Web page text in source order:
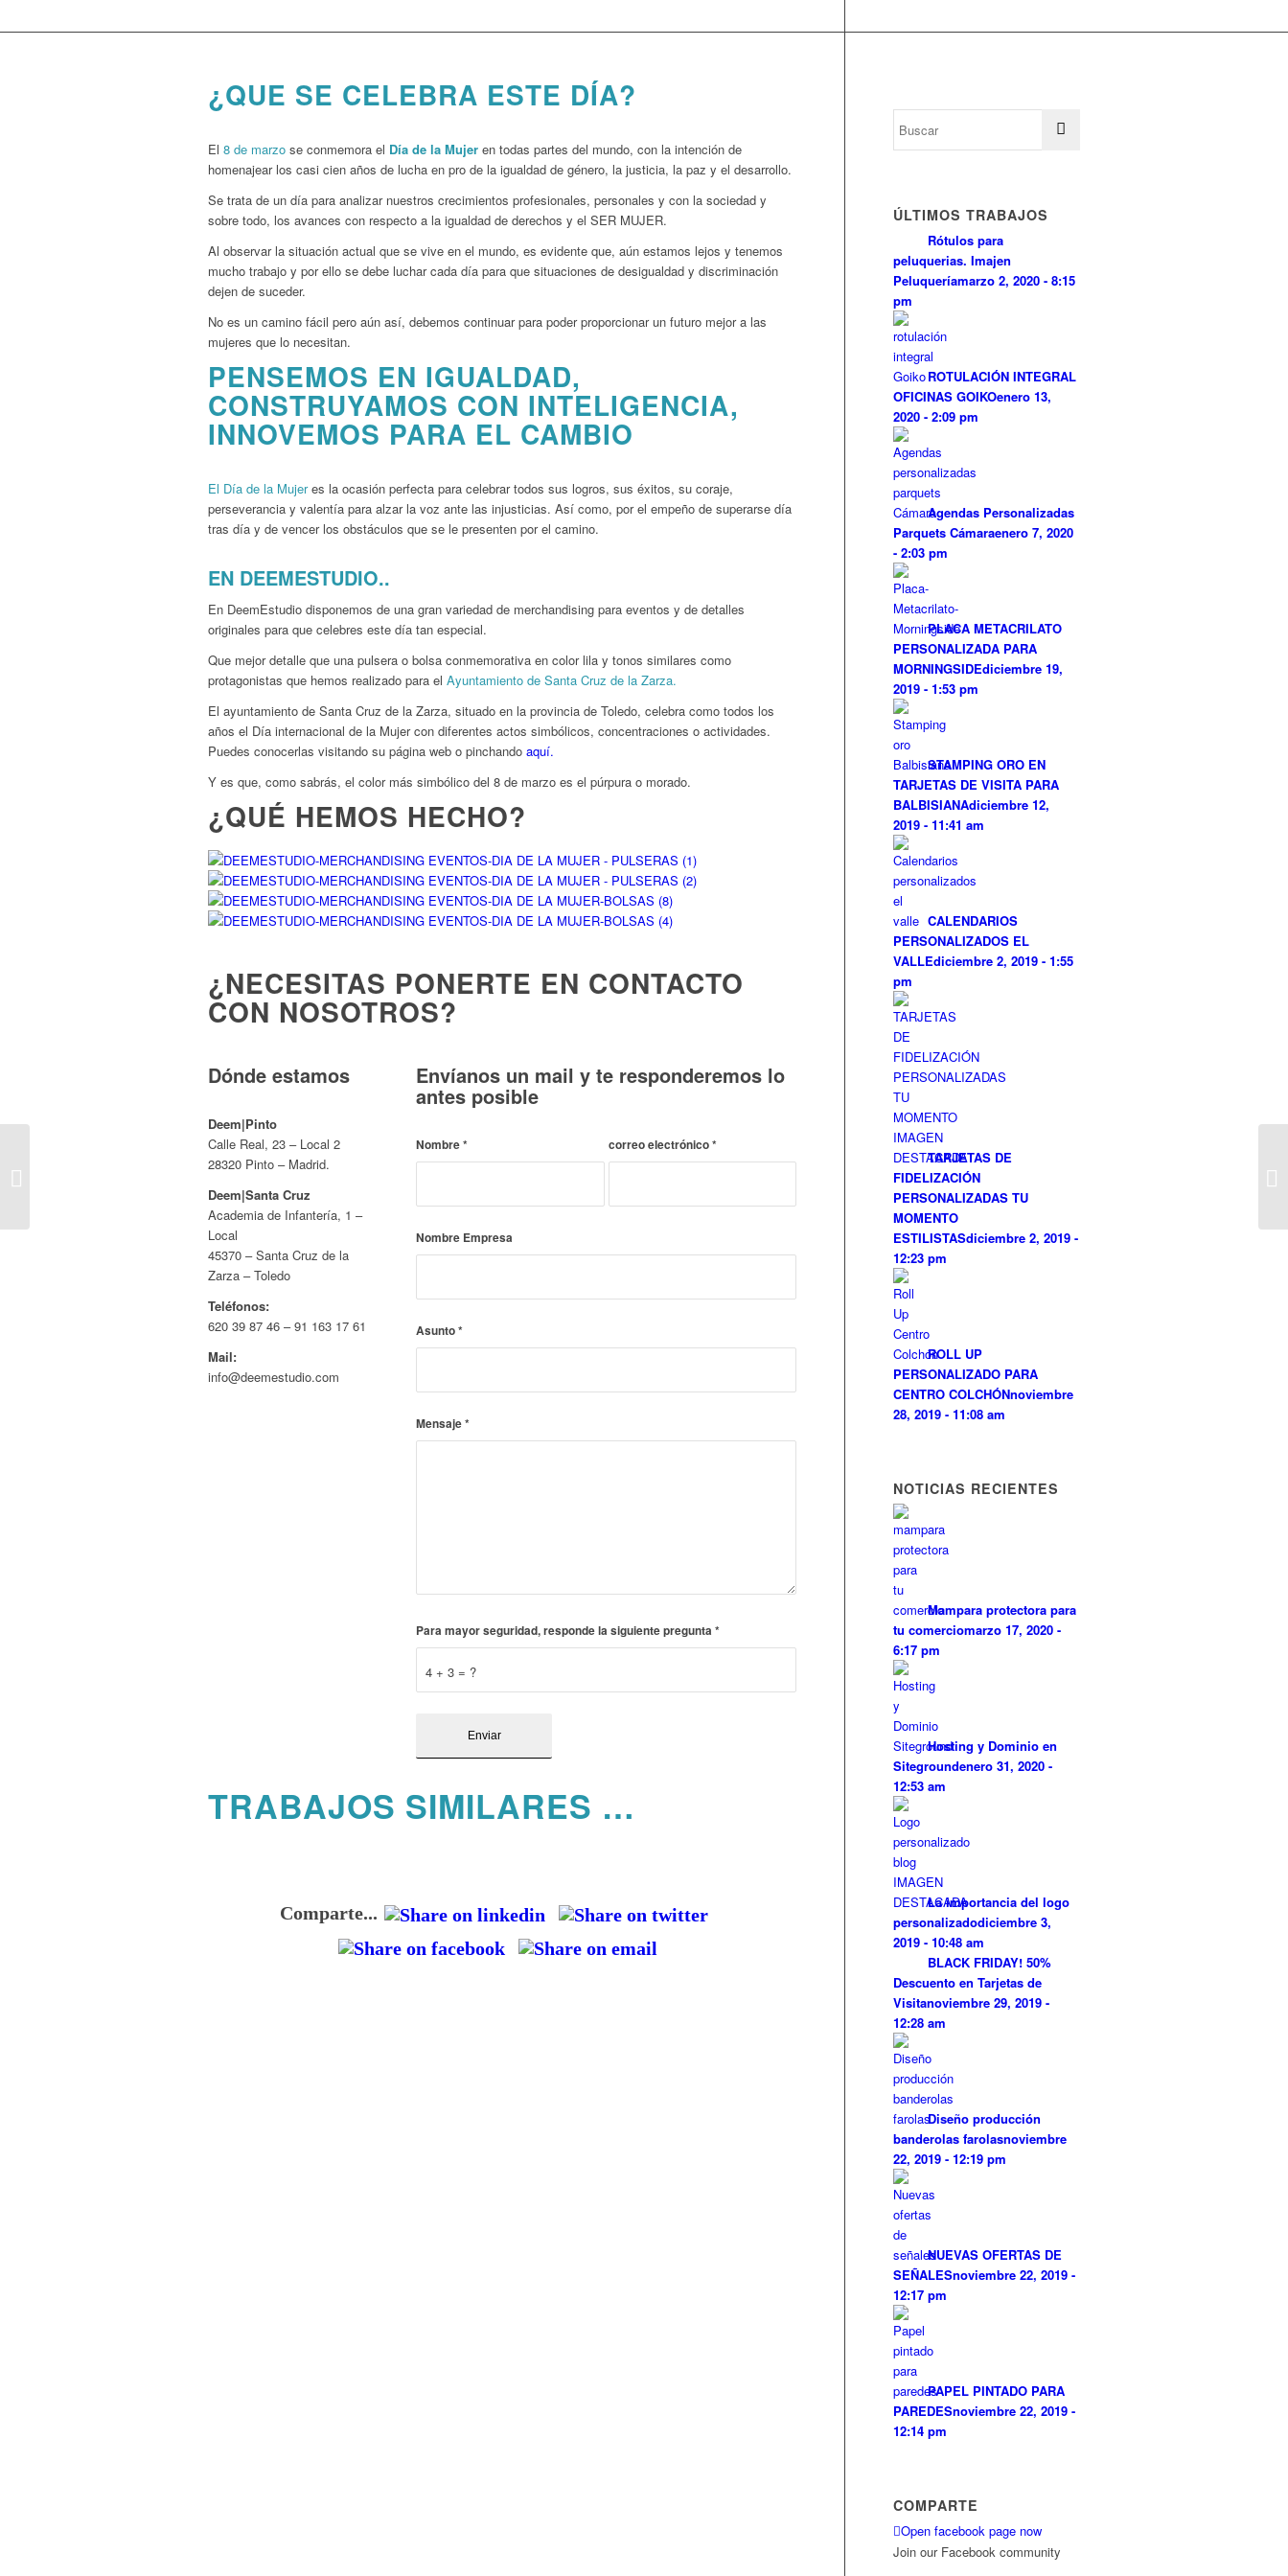
¿QUE SE CELEBRA ESTE DÍA?
El 8 de marzo se conmemora el Día de la Mujer en todas partes del mundo, con la intención de
homenajear los casi cien años de lucha en pro de la igualdad de género, la justicia, la paz y el desarrollo.
Se trata de un día para analizar nuestros crecimientos profesionales, personales y con la sociedad y
sobre todo, los avances con respecto a la igualdad de derechos y el SER MUJER.
Al observar la situación actual que se vive en el mundo, es evidente que, aún estamos lejos y tenemos
mucho trabajo y por ello se debe luchar cada día para que situaciones de desigualdad y discriminación
dejen de suceder.
No es un camino fácil pero aún así, debemos continuar para poder proporcionar un futuro mejor a las
mujeres que lo necesitan.
PENSEMOS EN IGUALDAD,
CONSTRUYAMOS CON INTELIGENCIA,
INNOVEMOS PARA EL CAMBIO
El Día de la Mujeres la ocasión perfecta para celebrar todos sus logros, sus éxitos, su coraje,
perseverancia y valentía para alzar la voz ante las injusticias. Así como, por el empeño de superarse día
tras día y de vencer los obstáculos que se le presenten por el camino.
EN DEEMESTUDIO..
En DeemEstudio disponemos de una gran variedad de merchandising para eventos y de detalles
originales para que celebres este día tan especial.
Que mejor detalle que una pulsera o bolsa conmemorativa en color lila y tonos similares como
protagonistas que hemos realizado para el Ayuntamiento de Santa Cruz de la Zarza.
El ayuntamiento de Santa Cruz de la Zarza, situado en la provincia de Toledo, celebra como todos los
años el Día internacional de la Mujer con diferentes actos simbólicos, concentraciones o actividades.
Puedes conocerlas visitando su página web o pinchando aquí.
Y es que, como sabrás, el color más simbólico del 8 de marzo es el púrpura o morado.
¿QUÉ HEMOS HECHO?
¿NECESITAS PONERTE EN CONTACTO
CON NOSOTROS?
Dónde estamos
Deem|Pinto
Calle Real, 23 – Local 2
28320 Pinto – Madrid.
Deem|Santa Cruz
Academia de Infantería, 1 –
Local
45370 – Santa Cruz de la
Zarza – Toledo
Teléfonos:
620 39 87 46 – 91 163 17 61
Mail:
info@deemestudio.com
Envíanos un mail y te responderemos lo
antes posible
Nombre* correo electrónico*
Nombre Empresa
Asunto*
Mensaje*
4 + 3 = ?
Para mayor seguridad, responde la siguiente pregunta*
TRABAJOS SIMILARES …
Comparte...
ÚLTIMOS TRABAJOS
Rótulos para
peluquerias. Imajen
Peluqueríamarzo 2, 2020 - 8:15
pm
ROTULACIÓN INTEGRAL
OFICINAS GOIKOenero 13,
2020 - 2:09 pm
Agendas Personalizadas
Parquets Cámaraenero 7, 2020
- 2:03 pm
PLACA METACRILATO
PERSONALIZADA PARA
MORNINGSIDEdiciembre 19,
2019 - 1:53 pm
STAMPING ORO EN
TARJETAS DE VISITA PARA
BALBISIANAdiciembre 12,
2019 - 11:41 am
CALENDARIOS
PERSONALIZADOS EL
VALLEdiciembre 2, 2019 - 1:55
pm
TARJETAS DE
FIDELIZACIÓN
PERSONALIZADAS TU
MOMENTO
ESTILISTASdiciembre 2, 2019 -
12:23 pm
ROLL UP
PERSONALIZADO PARA
CENTRO COLCHÓNnoviembre
28, 2019 - 11:08 am
NOTICIAS RECIENTES
Mampara protectora para
tu comerciomarzo 17, 2020 -
6:17 pm
Hosting y Dominio en
Sitegroundenero 31, 2020 -
12:53 am
La importancia del logo
personalizadodiciembre 3,
2019 - 10:48 am
BLACK FRIDAY! 50%
Descuento en Tarjetas de
Visitanoviembre 29, 2019 -
12:28 am
Diseño producción
banderolas farolasnoviembre
22, 2019 - 12:19 pm
NUEVAS OFERTAS DE
SEÑALESnoviembre 22, 2019 -
12:17 pm
PAPEL PINTADO PARA
PAREDESnoviembre 22, 2019 -
12:14 pm
COMPARTE
Open facebook page now
Join our Facebook community